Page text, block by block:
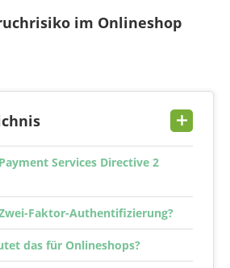
im Onlineshop
Services Directive 2
Faktor-Authentifizierung?
das für Onlineshops?